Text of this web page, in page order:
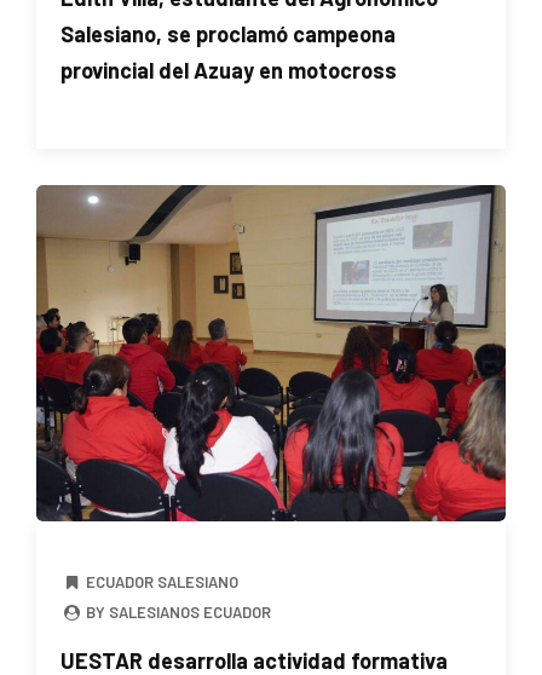
Salesiano, se proclamó campeona
provincial del Azuay en motocross
ECUADOR SALESIANO
BY SALESIANOS ECUADOR
UESTAR desarrolla actividad formativa